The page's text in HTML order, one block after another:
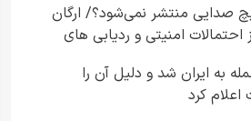
صدایی منتشر نمی‌شود؟/ ارگان
احتمالات امنیتی و ردیابی های
مدعی لغو حمله به ایران شد و دلیل آن را
کرد